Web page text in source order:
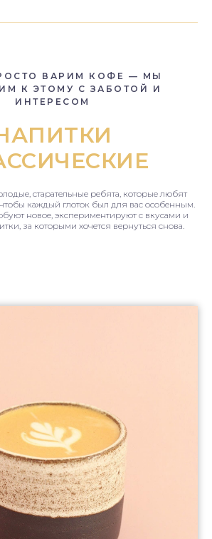
ВАРИМ КОФЕ — МЫ
К ЭТОМУ С ЗАБОТОЙ И
ИНТЕРЕСОМ
старательные ребята, которые любят
каждый глоток был для вас особенным.
новое, экспериментируют с вкусами и
за которыми хочется вернуться снова.